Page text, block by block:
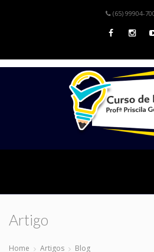
(65) 99904-
Artigo
Home Artigos Blog